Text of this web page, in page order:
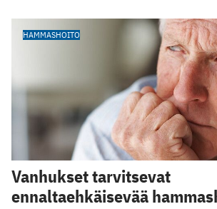
HAMMASHOITO
Vanhukset tarvitsevat
ennaltaehkäisevää